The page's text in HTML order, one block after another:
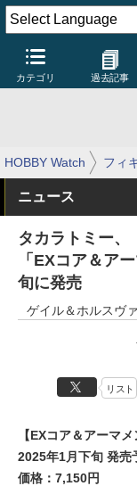
カテゴリ 過去記事
HOBBY Watch フィ
ニュース
タカラトミー、
「EXコア＆ア
旬に発売
ゲイル＆ホルスヴ
リスト
【EXコア＆アーマメ
2025年1月下旬 発売
価格：7,150円